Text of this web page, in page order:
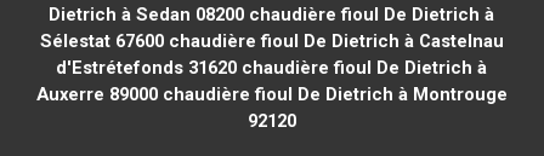
Dietrich à Sedan 08200 chaudière fioul De Dietrich à
Sélestat 67600chaudière fioul De Dietrich à Castelnau
d'Estrétefonds 31620 chaudière fioul De Dietrich à
Auxerre 89000chaudière fioul De Dietrich à Montrouge
92120